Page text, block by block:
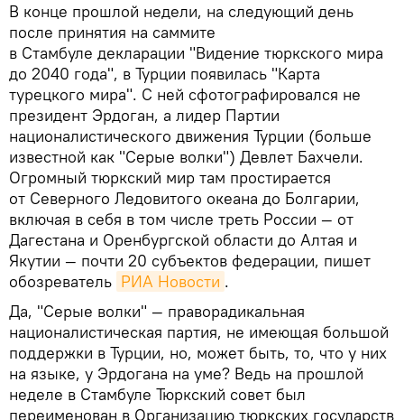
В конце прошлой недели, на следующий день
после принятия на саммите
в Стамбуле декларации "Видение тюркского мира
до 2040 года", в Турции появилась "Карта
турецкого мира". С ней сфотографировался не
президент Эрдоган, а лидер Партии
националистического движения Турции (больше
известной как "Серые волки") Девлет Бахчели.
Огромный тюркский мир там простирается
от Северного Ледовитого океана до Болгарии,
включая в себя в том числе треть России — от
Дагестана и Оренбургской области до Алтая и
Якутии — почти 20 субъектов федерации, пишет
обозреватель РИА Новости .
Да, "Серые волки" — праворадикальная
националистическая партия, не имеющая большой
поддержки в Турции, но, может быть, то, что у них
на языке, у Эрдогана на уме? Ведь на прошлой
неделе в Стамбуле Тюркский совет был
переименован в Организацию тюркских государств